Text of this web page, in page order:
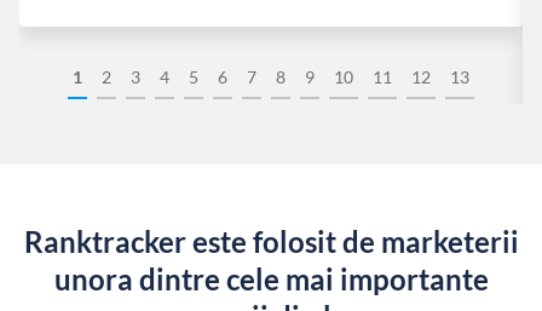
1 2 3 4 5 6 7 8 9 10 11 12 13
Ranktracker este folosit de marketerii
unora dintre cele mai importante